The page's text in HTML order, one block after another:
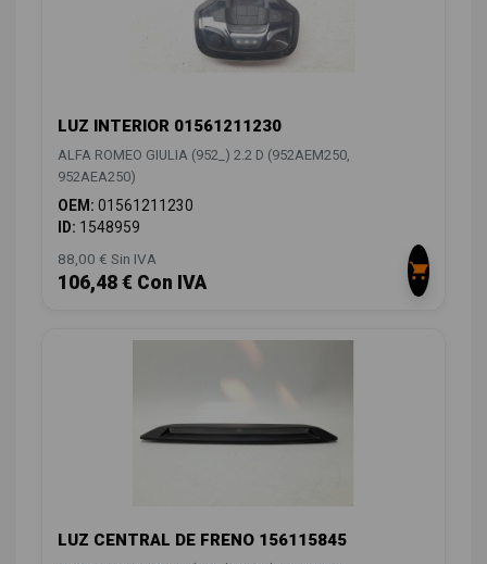
LUZ INTERIOR 01561211230
ALFA ROMEO GIULIA (952_) 2.2 D (952AEM250,
952AEA250)
OEM: 01561211230
ID: 1548959
88,00 € Sin IVA
106,48 € Con IVA
LUZ CENTRAL DE FRENO 156115845